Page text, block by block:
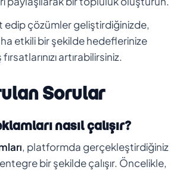
edip çözümler geliştirdiğinizde,
etkili bir şekilde hedeflerinize
artırabilirsiniz.
Sorular
nasıl çalışır?
, platformda gerçekleştirdiğiniz
bir şekilde çalışır. Öncelikle,